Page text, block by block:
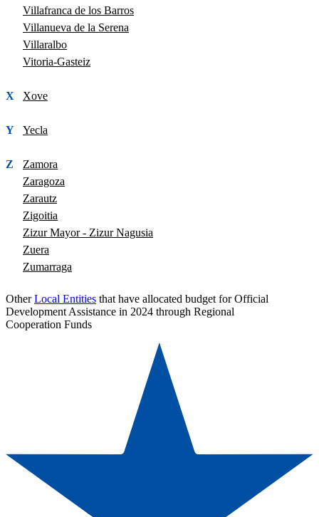
Villafranca de los Barros
Villanueva de la Serena
Villaralbo
Vitoria-Gasteiz
X Xove
Y Yecla
Z
Zamora
Zaragoza
Zarautz
Zigoitia
Zizur Mayor - Zizur Nagusia
Zuera
Zumarraga
OtherLocal Entities that have allocated budget for Official
Development Assistance in 2024 through Regional
Cooperation Funds